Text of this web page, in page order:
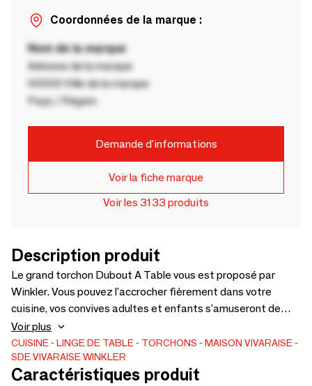
Coordonnées de la marque :
Nom de la marque
Adresse de la marque
00000 Ville de la marque
Pays / Région
Demande d'informations
Voir la fiche marque
Voir les 3133 produits
Description produit
Le grand torchon Dubout A Table vous est proposé par
Winkler. Vous pouvez l'accrocher fièrement dans votre
cuisine, vos convives adultes et enfants s'amuseront de
l'illustration pleine de malice. De dimensions plus grandes
que la moyenne cette serviette de cuisine vous assure une
excellente capacité d'absorption tout au long de l'essuyage
de la vaisselle. Épongez tout aussi efficacement les
Voir plus
CUISINE LINGE DE TABLE TORCHONS
MAISON VIVARAISE -
SDE VIVARAISE WINKLER
Caractéristiques produit